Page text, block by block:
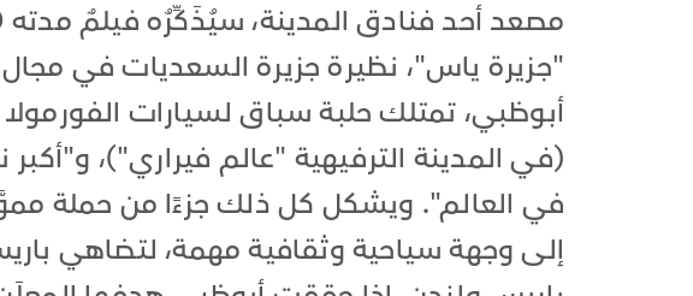
"جزيرة ياس"، نظيرة جزيرة السعديات في مجال
(في المدينة الترفيهية "عالم فيراري")،
في العالم". ويشكل كل ذلك جزءًا من حملة
إلى وجهة سياحية وثقافية مهمة، لتضاهي